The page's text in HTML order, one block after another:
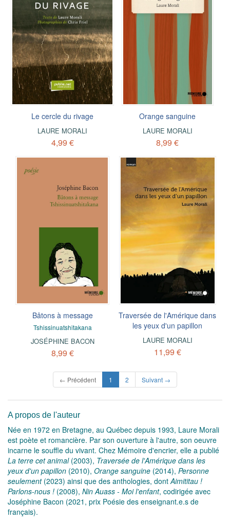
Le cercle du rivage
LAURE MORALI
4,99 €
Orange sanguine
LAURE MORALI
8,99 €
Bâtons à message
Tshissinuatshitakana
JOSÉPHINE BACON
8,99 €
Traversée de l'Amérique dans
les yeux d'un papillon
LAURE MORALI
11,99 €
← Précédent 1 (current)
2 Suivant →
A propos de l'auteur
Née en 1972 en Bretagne, au Québec depuis 1993, Laure Morali
est poète et romancière. Par son ouverture à l'autre, son oeuvre
incarne le souffle du vivant. Chez Mémoire d'encrier, elle a publié
La terre cet animal(2003), Traversée de l'Amérique dans les
yeux d'un papillon (2010), Orange sanguine (2014), Personne
seulement(2023) ainsi que des anthologies, dontAimititau !
Parlons-nous ! (2008), Nin Auass - Moi l'enfant, codirigée avec
Joséphine Bacon (2021, prix Poésie des enseignant.e.s de
français).